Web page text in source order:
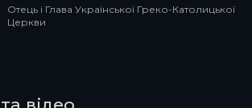
Отець і Глава Української Греко-Католицької
Церкви